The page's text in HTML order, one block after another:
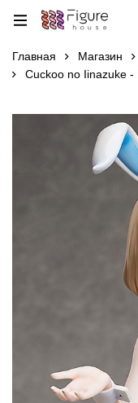
Главная Магазин
Cuckoo no Iinazuke -